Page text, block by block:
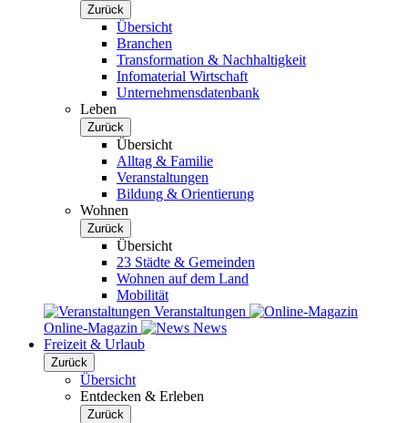
Zurück
Übersicht
Branchen
Transformation & Nachhaltigkeit
Infomaterial Wirtschaft
Unternehmensdatenbank
Leben
Zurück
Übersicht
Alltag & Familie
Veranstaltungen
Bildung & Orientierung
Wohnen
Zurück
Übersicht
23 Städte & Gemeinden
Wohnen auf dem Land
Mobilität
Veranstaltungen
Online-Magazin
News
Freizeit & Urlaub
Zurück
Übersicht
Entdecken & Erleben
Zurück